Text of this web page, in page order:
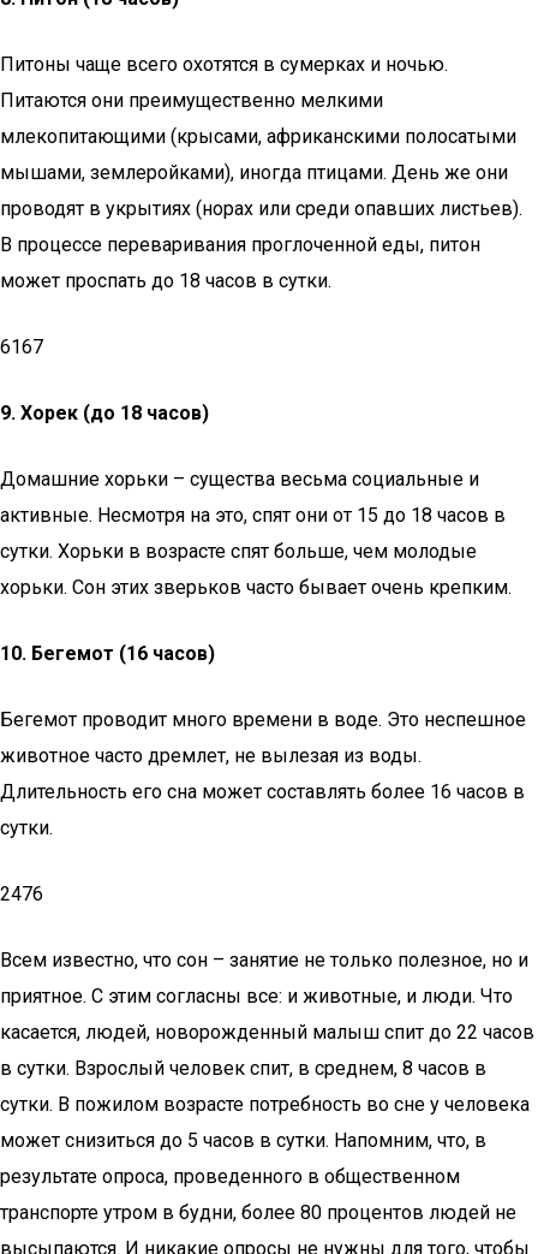
Питоны чаще всего охотятся в сумерках и ночью.
Питаются они преимущественно мелкими
млекопитающими (крысами, африканскими полосатыми
мышами, землеройками), иногда птицами. День же они
проводят в укрытиях (норах или среди опавших листьев).
В процессе переваривания проглоченной еды, питон
может проспать до 18 часов в сутки.
6167
9. Хорек (до 18 часов)
Домашние хорьки – существа весьма социальные и
активные. Несмотря на это, спят они от 15 до 18 часов в
сутки. Хорьки в возрасте спят больше, чем молодые
хорьки. Сон этих зверьков часто бывает очень крепким.
10. Бегемот (16 часов)
Бегемот проводит много времени в воде. Это неспешное
животное часто дремлет, не вылезая из воды.
Длительность его сна может составлять более 16 часов в
сутки.
2476
Всем известно, что сон – занятие не только полезное, но и
приятное. С этим согласны все: и животные, и люди. Что
касается, людей, новорожденный малыш спит до 22 часов
в сутки. Взрослый человек спит, в среднем, 8 часов в
сутки. В пожилом возрасте потребность во сне у человека
может снизиться до 5 часов в сутки. Напомним, что, в
результате опроса, проведенного в общественном
транспорте утром в будни, более 80 процентов людей не
высыпаются. И никакие опросы не нужны для того, чтобы